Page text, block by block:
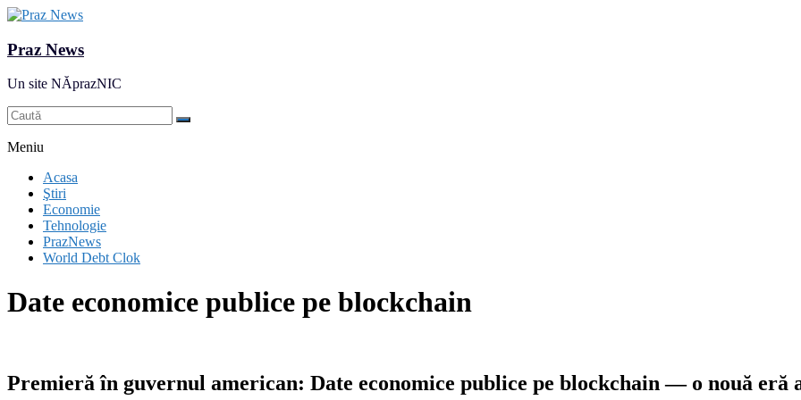
Praz News
Un site NĂprazNIC
Meniu
Acasa
Ştiri
Economie
Tehnologie
PrazNews
World Debt Clok
Date economice publice pe blockchain
Premieră în guvernul american: Date economice publice pe blockchain — o nouă eră